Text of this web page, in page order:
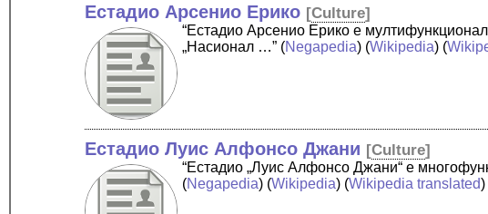
Естадио Арсенио Ерико [Culture]
“Естадио Арсенио Ерико е
„Насионал …” (Negapedia) (Wikipedia) (
Естадио Луис Алфонсо Джани [Culture]
“Естадио „Луис Алфонсо Джани“ е
(Negapedia) (Wikipedia) (Wikipedia translated)